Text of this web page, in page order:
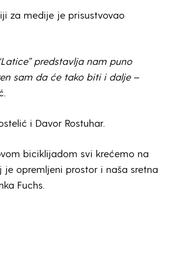
za medije je prisustvovao
predstavlja nam puno
sam da će tako biti i dalje–
i Davor Rostuhar.
biciklijadom svi krećemo na
opremljeni prostor i naša sretna
Fuchs.